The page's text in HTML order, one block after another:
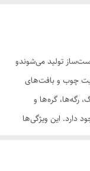
تولید می‌شوندو
چوب و بافت‌های
رگه‌ها، گره‌ها و
دارد. این ویژگی‌ها